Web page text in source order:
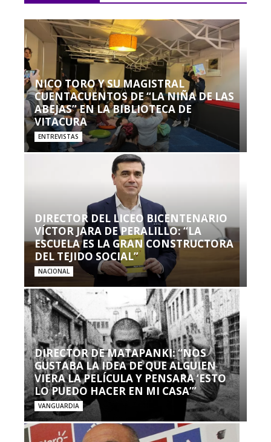
NICO TORO Y SU MAGISTRAL
CUENTACUENTOS DE “LA NIÑA DE LAS
ABEJAS” EN LA BIBLIOTECA DE
VITACURA
ENTREVISTAS
DIRECTOR DEL LICEO BICENTENARIO
VÍCTOR JARA DE PERALILLO: “LA
ESCUELA ES LA GRAN CONSTRUCTORA
DEL TEJIDO SOCIAL”
NACIONAL
DIRECTOR DE MATAPANKI: “NOS
GUSTABA LA IDEA DE QUE ALGUIEN
VIERA LA PELÍCULA Y PENSARA ‘ESTO
LO PUEDO HACER EN MI CASA’”
VANGUARDIA